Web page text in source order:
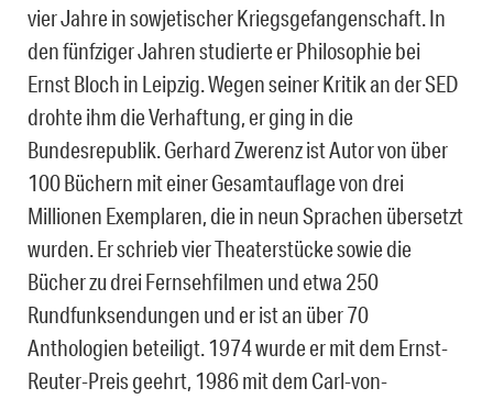
vier Jahre in sowjetischer Kriegsgefangenschaft. In
den fünfziger Jahren studierte er Philosophie bei
Ernst Bloch in Leipzig. Wegen seiner Kritik an der SED
drohte ihm die Verhaftung, er ging in die
Bundesrepublik. Gerhard Zwerenz ist Autor von über
100 Büchern mit einer Gesamtauflage von drei
Millionen Exemplaren, die in neun Sprachen übersetzt
wurden. Er schrieb vier Theaterstücke sowie die
Bücher zu drei Fernsehfilmen und etwa 250
Rundfunksendungen und er ist an über 70
Anthologien beteiligt. 1974 wurde er mit dem Ernst-
Reuter-Preis geehrt, 1986 mit dem Carl-von-